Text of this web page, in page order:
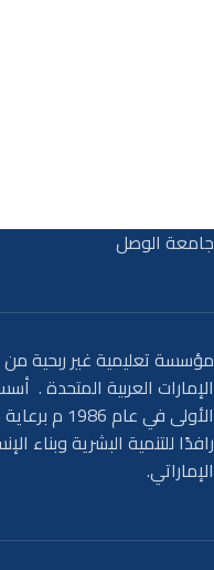
جامعة الوصل
مؤسسة تعليمية غير ربحية
الإمارات العربية المتحدة .
الأولى في
رافدًا للتنمية البشرية
الإماراتي.